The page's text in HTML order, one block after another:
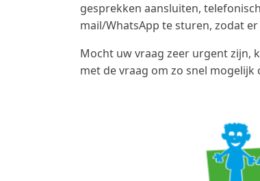
gesprekken aansluiten,
mail/WhatsApp te sturen, zodat
Mocht uw vraag zeer urgent zijn,
met de vraag om zo snel mogelijk